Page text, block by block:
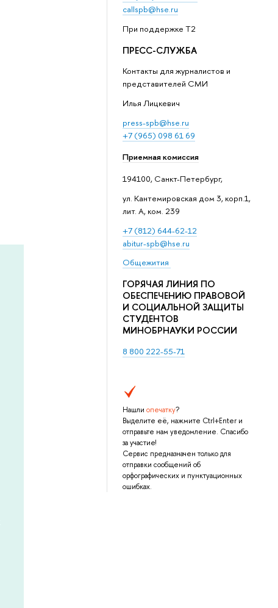
callspb@hse.ru
При поддержке T2
ПРЕСС-СЛУЖБА
Контакты для журналистов и
представителей СМИ
Илья Лицкевич
press-spb@hse.ru
+7 (965) 098 61 69
Приемная комиссия
194100, Санкт-Петербург,
ул. Кантемировская дом 3, корп.1,
лит. А, ком. 239
+7 (812) 644-62-12
abitur-spb@hse.ru
Общежития
ГОРЯЧАЯ ЛИНИЯ ПО
ОБЕСПЕЧЕНИЮ ПРАВОВОЙ
И СОЦИАЛЬНОЙ ЗАЩИТЫ
СТУДЕНТОВ
МИНОБРНАУКИ РОССИИ
8 800 222-55-71
Нашли опечатку?
Выделите её, нажмите Ctrl+Enter и
отправьте нам уведомление. Спасибо
за участие!
Сервис предназначен только для
отправки сообщений об
орфографических и пунктуационных
ошибках.